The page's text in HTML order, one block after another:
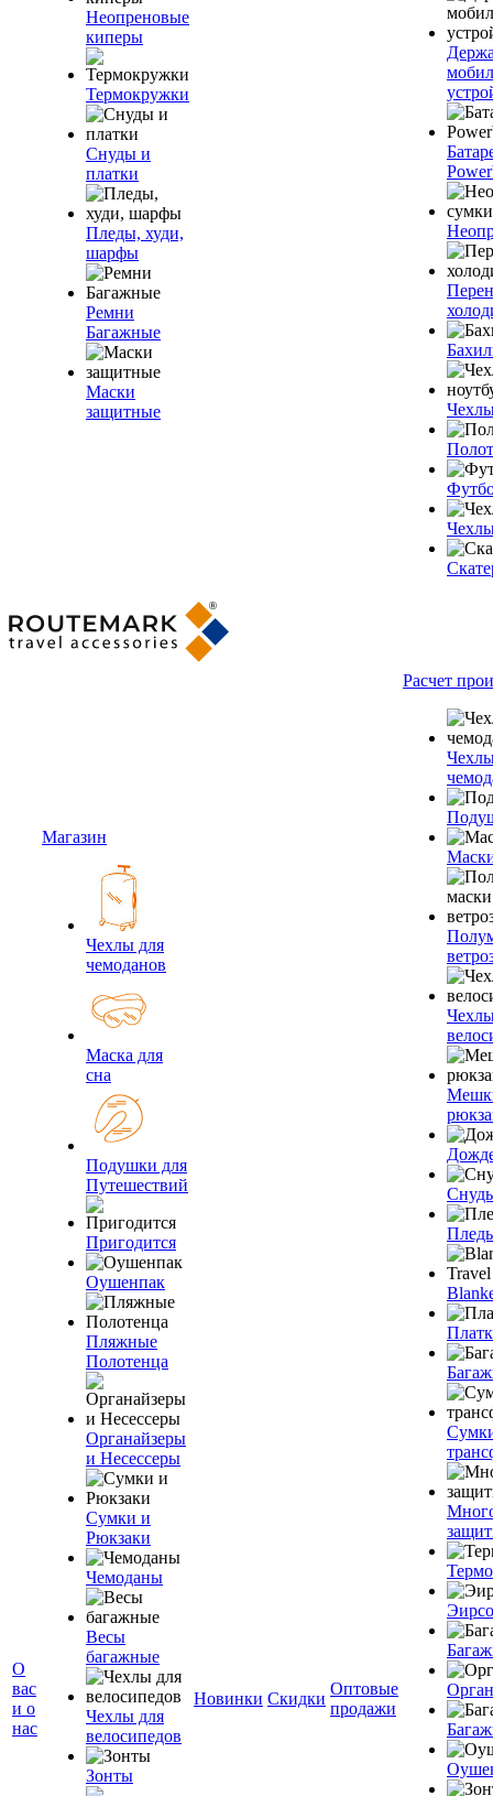
Неопреновые
киперы
Термокружки
Снуды и
платки
Пледы, худи,
шарфы
Ремни
Багажные
Маски
защитные
О
вас
и о
нас
Магазин
Чехлы для
чемоданов
Маска для
сна
Подушки для
Путешествий
Пригодится
Оушенпак
Пляжные
Полотенца
Органайзеры
и Несессеры
Сумки и
Рюкзаки
Чемоданы
Весы
багажные
Чехлы для
велосипедов
Зонты
Новинки Скидки
Оптовые
продажи
Расчет